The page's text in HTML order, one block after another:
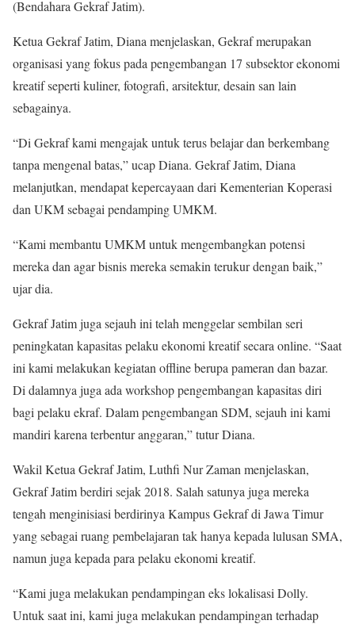
(Bendahara Gekraf Jatim).
Ketua Gekraf Jatim, Diana menjelaskan, Gekraf merupakan
organisasi yang fokus pada pengembangan 17 subsektor ekonomi
kreatif seperti kuliner, fotografi, arsitektur, desain san lain
sebagainya.
“Di Gekraf kami mengajak untuk terus belajar dan berkembang
tanpa mengenal batas,” ucap Diana. Gekraf Jatim, Diana
melanjutkan, mendapat kepercayaan dari Kementerian Koperasi
dan UKM sebagai pendamping UMKM.
“Kami membantu UMKM untuk mengembangkan potensi
mereka dan agar bisnis mereka semakin terukur dengan baik,”
ujar dia.
Gekraf Jatim juga sejauh ini telah menggelar sembilan seri
peningkatan kapasitas pelaku ekonomi kreatif secara online. “Saat
ini kami melakukan kegiatan offline berupa pameran dan bazar.
Di dalamnya juga ada workshop pengembangan kapasitas diri
bagi pelaku ekraf. Dalam pengembangan SDM, sejauh ini kami
mandiri karena terbentur anggaran,” tutur Diana.
Wakil Ketua Gekraf Jatim, Luthfi Nur Zaman menjelaskan,
Gekraf Jatim berdiri sejak 2018. Salah satunya juga mereka
tengah menginisiasi berdirinya Kampus Gekraf di Jawa Timur
yang sebagai ruang pembelajaran tak hanya kepada lulusan SMA,
namun juga kepada para pelaku ekonomi kreatif.
“Kami juga melakukan pendampingan eks lokalisasi Dolly.
Untuk saat ini, kami juga melakukan pendampingan terhadap